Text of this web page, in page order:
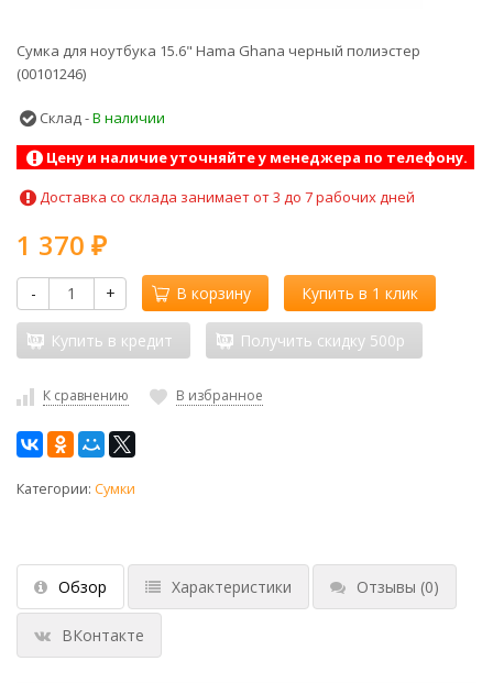
Сумка для ноутбука 15.6" Hama Ghana черный полиэстер
(00101246)
Склад -В наличии
Цену и наличие уточняйте у менеджера по телефону.
Доставка со склада занимает от 3 до 7 рабочих дней
1 370 ₽
- + В корзину Купить в 1 клик
Купить в кредит Получить скидку 500р
К сравнению В избранное
Категории: Сумки
Обзор Характеристики Отзывы (0)
ВКонтакте